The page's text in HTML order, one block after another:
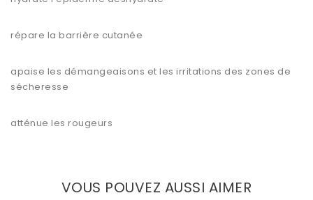
répare la barrière cutanée
apaise les démangeaisons et les irritations des zones de
sécheresse
atténue les rougeurs
VOUS POUVEZ AUSSI AIMER